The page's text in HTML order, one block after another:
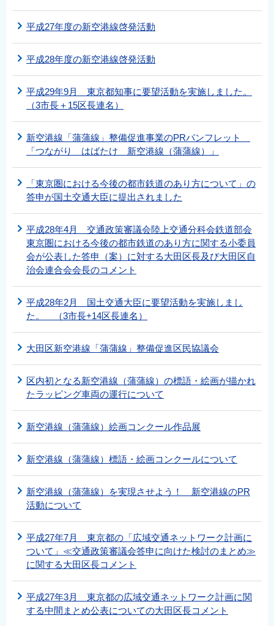
平成27年度の新空港線啓発活動
平成28年度の新空港線啓発活動
平成29年9月 東京都知事に要望活動を実施しました。
（3市長＋15区長連名）
新空港線「蒲蒲線」整備促進事業のPRパンフレット
「つながり はばたけ 新空港線（蒲蒲線）」
「東京圏における今後の都市鉄道のあり方について」の
答申が国土交通大臣に提出されました
平成28年4月 交通政策審議会陸上交通分科会鉄道部会
東京圏における今後の都市鉄道のあり方に関する小委員
会が公表した答申（案）に対する大田区長及び大田区自
治会連合会会長のコメント
平成28年2月 国土交通大臣に要望活動を実施しまし
た。 （3市長+14区長連名）
大田区新空港線「蒲蒲線」整備促進区民協議会
区内初となる新空港線（蒲蒲線）の標語・絵画が描かれ
たラッピング車両の運行について
新空港線（蒲蒲線）絵画コンクール作品展
新空港線（蒲蒲線）標語・絵画コンクールについて
新空港線（蒲蒲線）を実現させよう！ 新空港線のPR
活動について
平成27年7月 東京都の「広域交通ネットワーク計画に
ついて」≪交通政策審議会答申に向けた検討のまとめ≫
に関する大田区長コメント
平成27年3月 東京都の広域交通ネットワーク計画に関
する中間まとめ公表についての大田区長コメント